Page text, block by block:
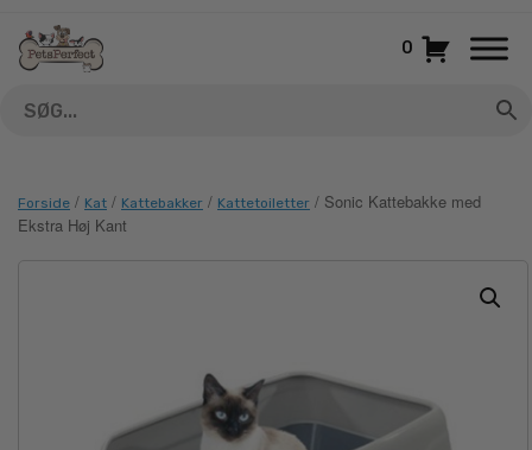
indhold
0
Forside / Kat / Kattebakker / Kattetoiletter / Sonic Kattebakke med
Ekstra Høj Kant